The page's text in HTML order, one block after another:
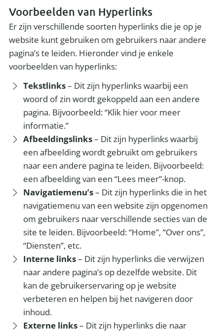
Voorbeelden van Hyperlinks
Er zijn verschillende soorten hyperlinks die je op je
website kunt gebruiken om gebruikers naar andere
pagina’s te leiden. Hieronder vind je enkele
voorbeelden van hyperlinks:
Tekstlinks– Dit zijn hyperlinks waarbij een
woord of zin wordt gekoppeld aan een andere
pagina. Bijvoorbeeld: “Klik hier voor meer
informatie.”
Afbeeldingslinks– Dit zijn hyperlinks waarbij
een afbeelding wordt gebruikt om gebruikers
naar een andere pagina te leiden. Bijvoorbeeld:
een afbeelding van een “Lees meer”-knop.
Navigatiemenu’s– Dit zijn hyperlinks die in het
navigatiemenu van een website zijn opgenomen
om gebruikers naar verschillende secties van de
site te leiden. Bijvoorbeeld: “Home”, “Over ons”,
“Diensten”, etc.
Interne links– Dit zijn hyperlinks die verwijzen
naar andere pagina’s op dezelfde website. Dit
kan de gebruikerservaring op je website
verbeteren en helpen bij het navigeren door
inhoud.
Externe links– Dit zijn hyperlinks die naar